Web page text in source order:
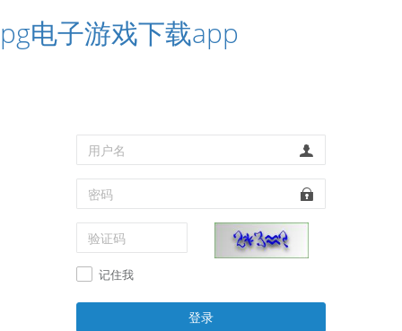
pg电子游戏下载app
记住我
登录